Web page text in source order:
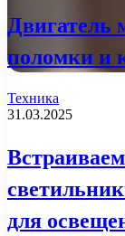
Двигатель
поломки и
Техника
31.03.2025
для